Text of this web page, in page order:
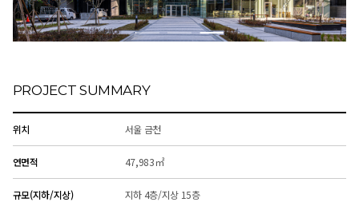
PROJECT SUMMARY
위치 서울 금천
연면적 47,983㎡
규모(지하/지상) 지하 4층/지상 15층